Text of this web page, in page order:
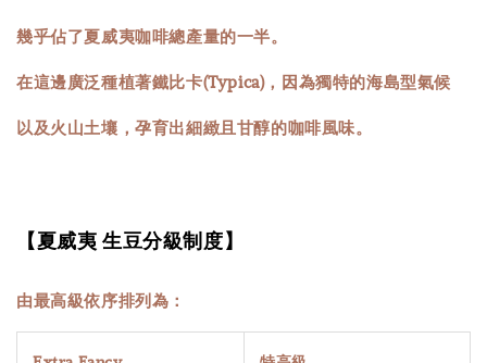
幾乎佔了夏威夷咖啡總產量的一半。
在這邊廣泛種植著鐵比卡(Typica)，因為獨特的海島型氣候
以及火山土壤，孕育出細緻且甘醇的咖啡風味。
【夏威夷 生豆分級制度】
由最高級依序排列為：